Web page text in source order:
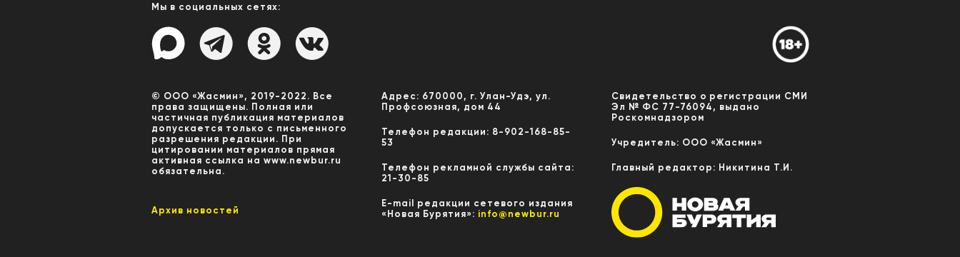
Мы в социальных сетях:
© ООО «Жасмин», 2019-2022. Все
права защищены. Полная или
частичная публикация материалов
допускается только с письменного
разрешения редакции. При
цитировании материалов прямая
активная ссылка на www.newbur.ru
обязательна.
Архив новостей
Адрес: 670000, г. Улан-Удэ, ул.
Профсоюзная, дом 44
Телефон редакции: 8-902-168-85-
53
Телефон рекламной службы сайта:
21-30-85
E-mail редакции сетевого издания
«Новая Бурятия»: info@newbur.ru
Свидетельство о регистрации СМИ
Эл № ФС 77-76094, выдано
Роскомнадзором
Учредитель: ООО «Жасмин»
Главный редактор: Никитина Т.И.